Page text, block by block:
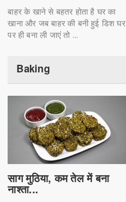
बाहर के खाने से बहतर होता है घर का
खाना और जब बाहर की बनी हुई डिश घर
पर ही बना ली जाएं तो ...
Baking
साग मुठिया, कम तेल में बना
नाश्ता...